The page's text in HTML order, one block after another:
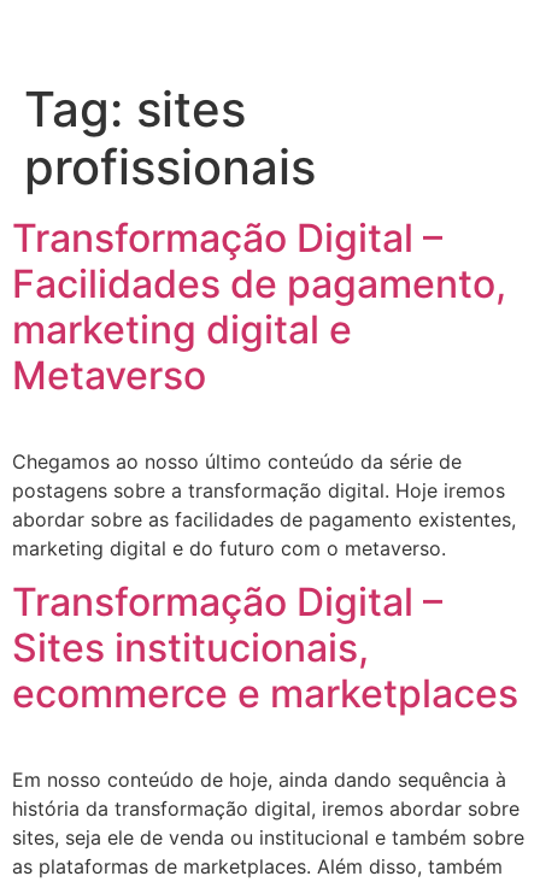
Tag: sites
profissionais
Transformação Digital –
Facilidades de pagamento,
marketing digital e
Metaverso
Chegamos ao nosso último conteúdo da série de
postagens sobre a transformação digital. Hoje iremos
abordar sobre as facilidades de pagamento existentes,
marketing digital e do futuro com o metaverso.
Transformação Digital –
Sites institucionais,
ecommerce e marketplaces
Em nosso conteúdo de hoje, ainda dando sequência à
história da transformação digital, iremos abordar sobre
sites, seja ele de venda ou institucional e também sobre
as plataformas de marketplaces. Além disso, também